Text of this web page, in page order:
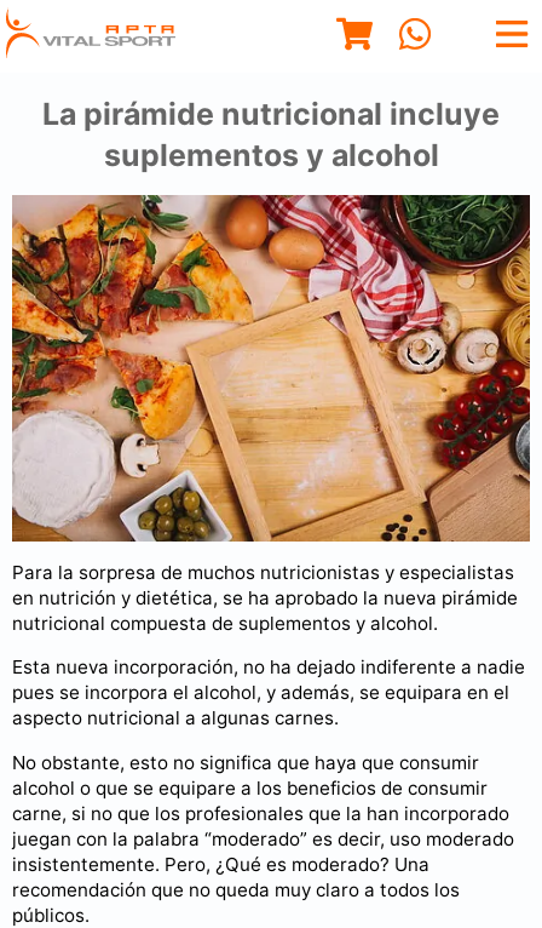
La pirámide nutricional incluye
suplementos y alcohol
Para la sorpresa de muchos nutricionistas y especialistas
en nutrición y dietética, se ha aprobado la nueva pirámide
nutricional compuesta de suplementos y alcohol.
Esta nueva incorporación, no ha dejado indiferente a nadie
pues se incorpora el alcohol, y además, se equipara en el
aspecto nutricional a algunas carnes.
No obstante, esto no significa que haya que consumir
alcohol o que se equipare a los beneficios de consumir
carne, si no que los profesionales que la han incorporado
juegan con la palabra “moderado” es decir, uso moderado
insistentemente. Pero, ¿Qué es moderado? Una
recomendación que no queda muy claro a todos los
públicos.